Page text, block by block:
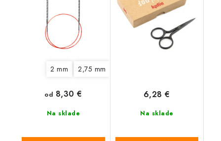
2 mm 2,75 mm
Na sklade
od 8,30 €
Na sklade
6,28 €